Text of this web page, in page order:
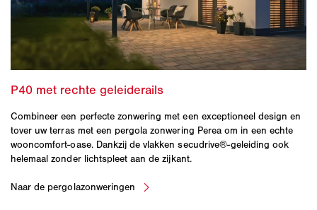
Combineer een perfecte zonwering met een exceptioneel design en
tover uw terras met een pergola zonwering Perea om in een echte
wooncomfort-oase. Dankzij de vlakken secudrive®-geleiding ook
helemaal zonder lichtspleet aan de zijkant.